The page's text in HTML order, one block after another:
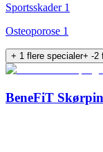
Sportsskader 1
Osteoporose 1
+ 1 flere specialer+ -2
BeneFiT